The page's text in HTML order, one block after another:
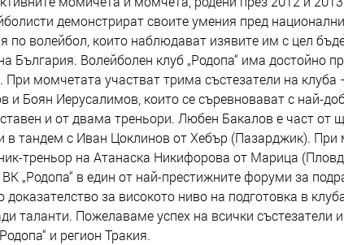
демонстрират своите умения пред
по волейбол, които наблюдават изявите им с цел
България. Волейболен клуб „Родопа“ има достойно
При момчетата участват трима състезатели на клуба
Боян Иерусалимов, които се съревновават с най-
и от двама треньори. Любен Бакалов е част от
в тандем с Иван Цоклинов от Хебър (Пазарджик). При
треньор на Атанаска Никифорова от Марица
„Родопа“ в един от най-престижните форуми за
доказателство за високото ниво на подготовка в
таланти. Пожелаваме успех на всички състезатели
и регион Тракия.